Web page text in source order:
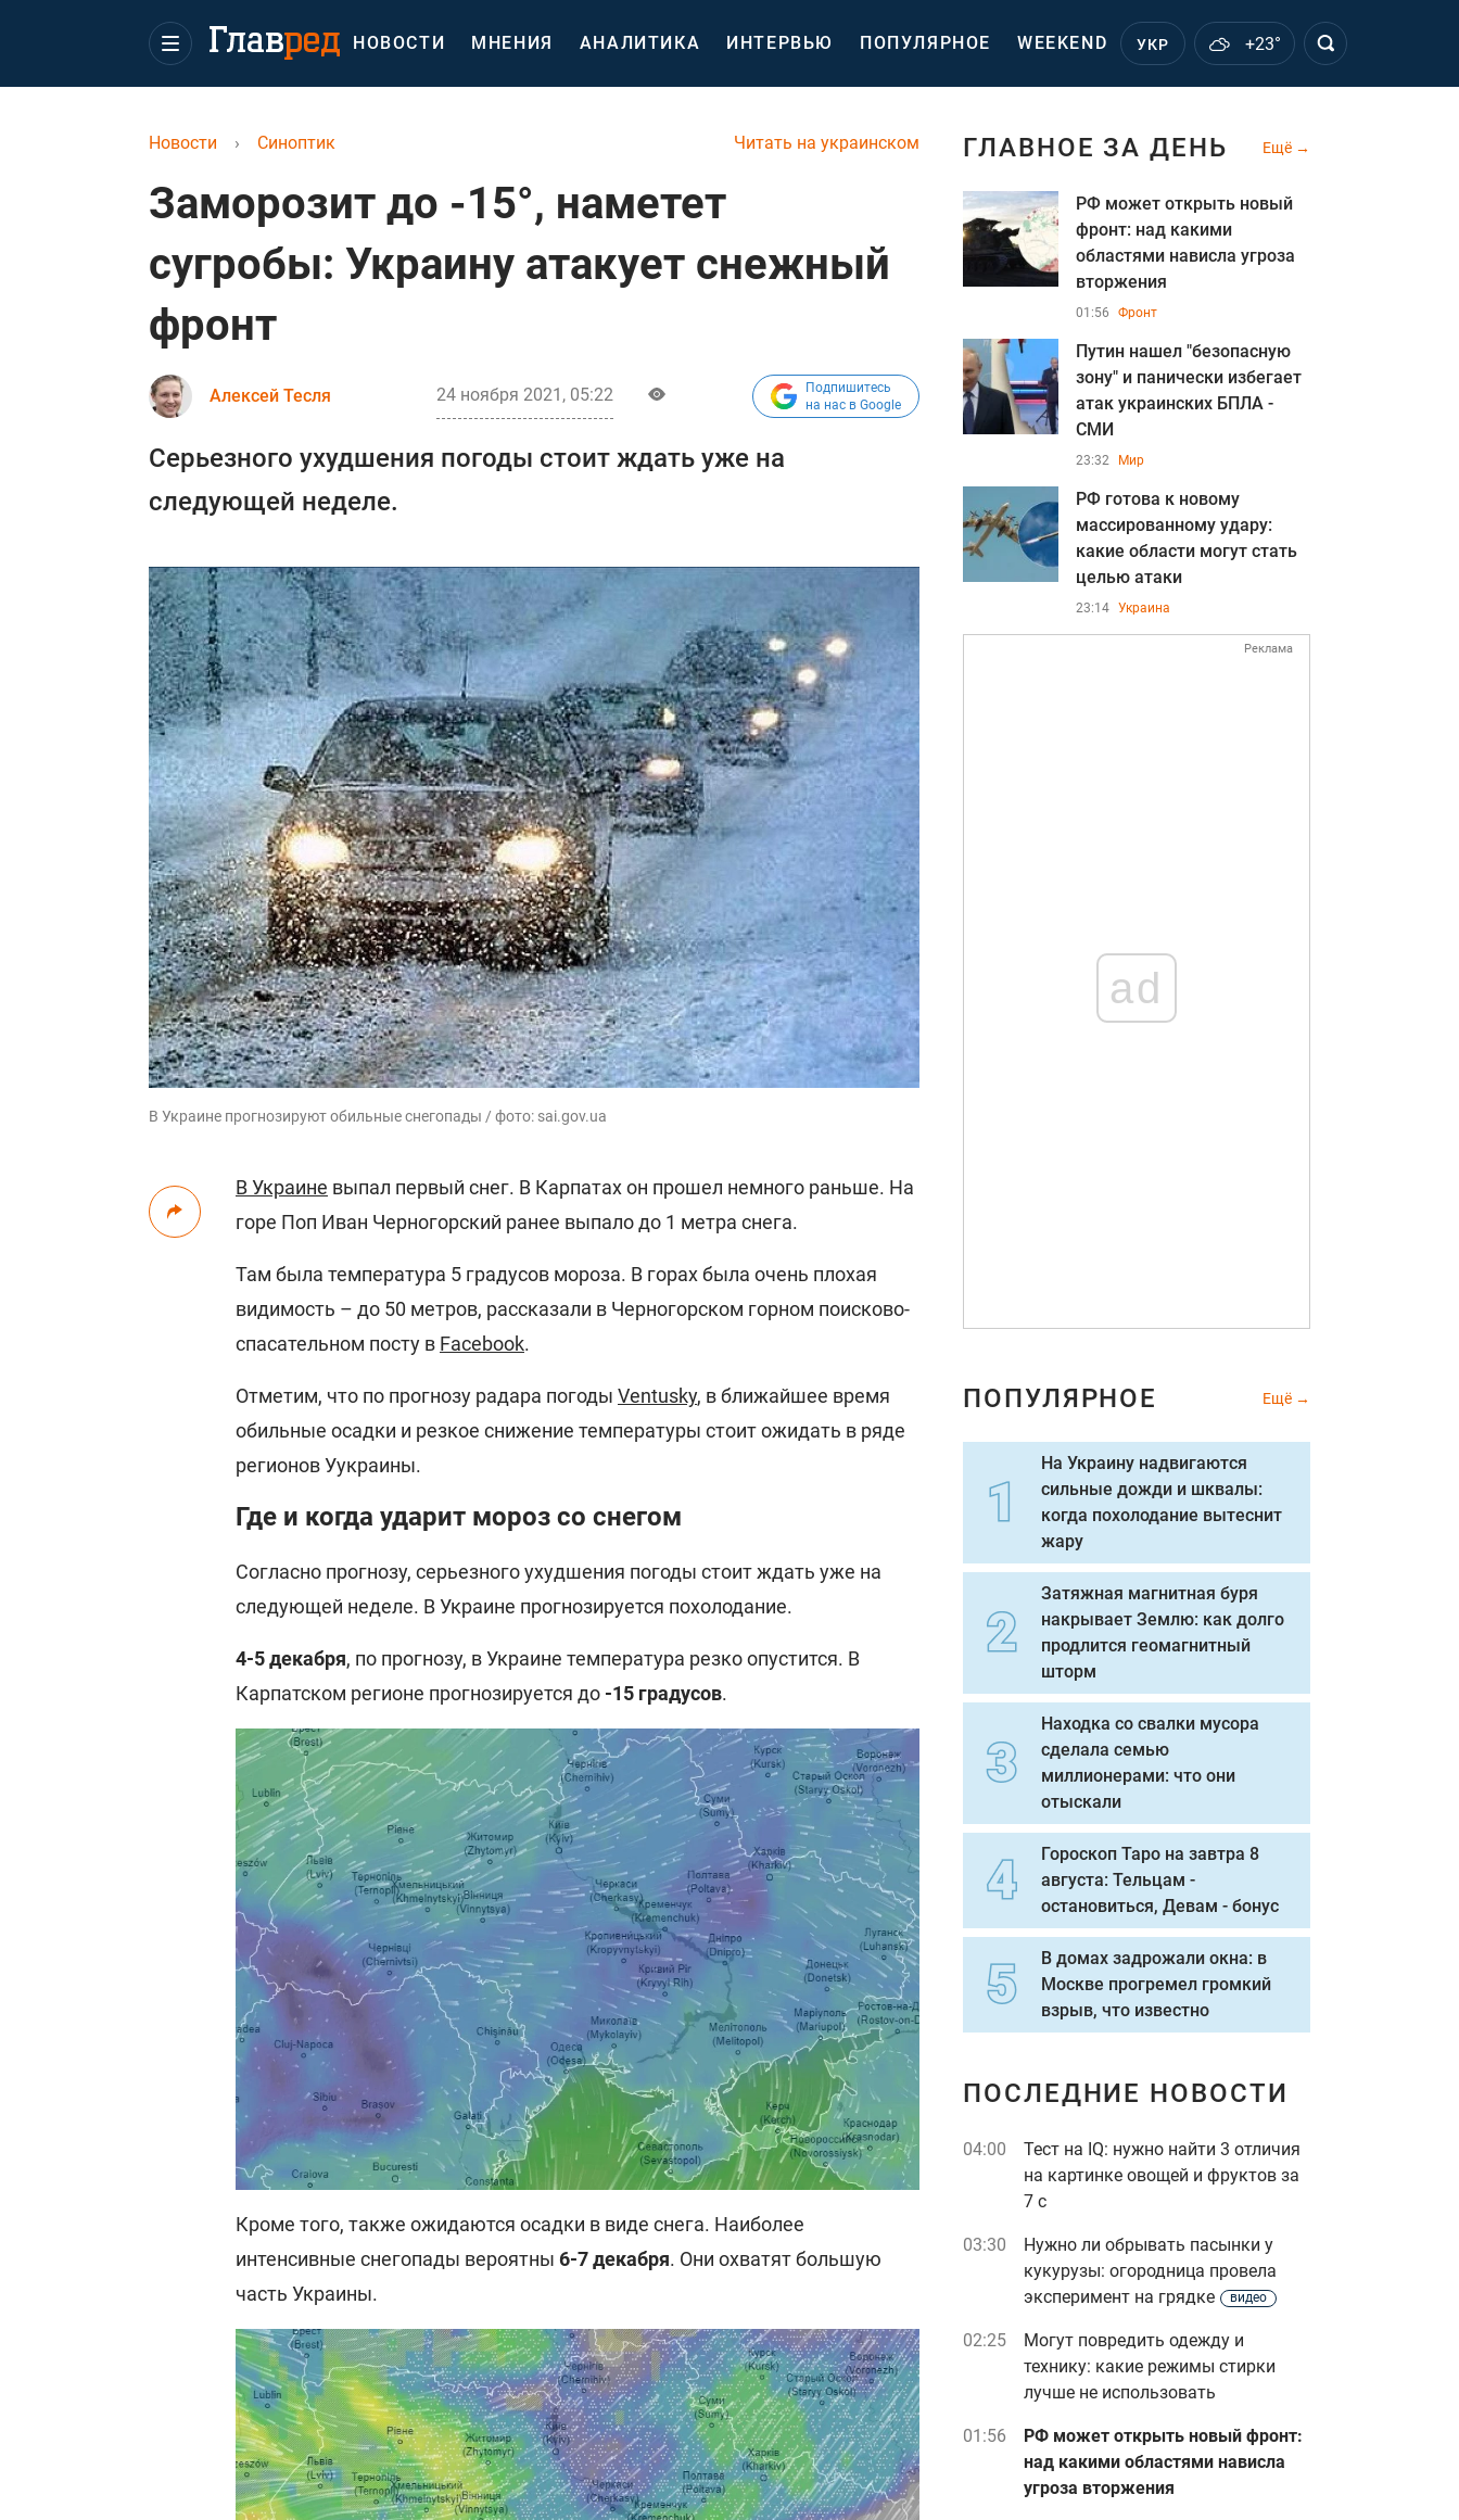
НОВОСТИ МНЕНИЯ АНАЛИТИКА ИНТЕРВЬЮ ПОПУЛЯРНОЕ WEEKEND УКР +23°
Читать на украинском
Новости › Синоптик
Заморозит до -15°, наметет
сугробы: Украину атакует снежный
фронт
Алексей Тесля 24 ноября 2021, 05:22
Подпишитесь
на нас в Google
Серьезного ухудшения погоды стоит ждать уже на
следующей неделе.
В Украине прогнозируют обильные снегопады / фото: sai.gov.ua
В Украине выпал первый снег. В Карпатах он прошел немного раньше. На
горе Поп Иван Черногорский ранее выпало до 1 метра снега.
Там была температура 5 градусов мороза. В горах была очень плохая
видимость – до 50 метров, рассказали в Черногорском горном поисково-
спасательном посту в Facebook.
Отметим, что по прогнозу радара погоды Ventusky, в ближайшее время
обильные осадки и резкое снижение температуры стоит ожидать в ряде
регионов Уукраины.
Где и когда ударит мороз со снегом
Согласно прогнозу, серьезного ухудшения погоды стоит ждать уже на
следующей неделе. В Украине прогнозируется похолодание.
4-5 декабря, по прогнозу, в Украине температура резко опустится. В
Карпатском регионе прогнозируется до -15 градусов.
Кроме того, также ожидаются осадки в виде снега. Наиболее
интенсивные снегопады вероятны 6-7 декабря. Они охватят большую
часть Украины.
ГЛАВНОЕ ЗА ДЕНЬ Ещё
РФ может открыть новый
фронт: над какими
областями нависла угроза
вторжения
01:56 Фронт
Путин нашел "безопасную
зону" и панически избегает
атак украинских БПЛА -
СМИ
23:32 Мир
РФ готова к новому
массированному удару:
какие области могут стать
целью атаки
23:14 Украина
Реклама
ad
ПОПУЛЯРНОЕ Ещё
На Украину надвигаются
сильные дожди и шквалы:
когда похолодание вытеснит
жару
Затяжная магнитная буря
накрывает Землю: как долго
продлится геомагнитный
шторм
Находка со свалки мусора
сделала семью
миллионерами: что они
отыскали
Гороскоп Таро на завтра 8
августа: Тельцам -
остановиться, Девам - бонус
В домах задрожали окна: в
Москве прогремел громкий
взрыв, что известно
ПОСЛЕДНИЕ НОВОСТИ
04:00
Тест на IQ: нужно найти 3 отличия
на картинке овощей и фруктов за
7 с
03:30
Нужно ли обрывать пасынки у
кукурузы: огородница провела
эксперимент на грядке
видео
02:25
Могут повредить одежду и
технику: какие режимы стирки
лучше не использовать
01:56
РФ может открыть новый фронт:
над какими областями нависла
угроза вторжения